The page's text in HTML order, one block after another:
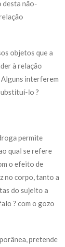
desta não-
objetos que a
à relação
Alguns interferem
lo ?
permite
qual se refere
o efeito de
no corpo, tanto a
do sujeito a
? com o gozo
pretende